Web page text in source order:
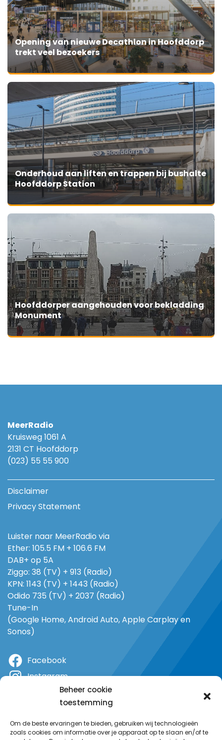
Beheer cookie
toestemming
Om de beste ervaringen te bieden, gebruiken wij technologieën
zoals cookies om informatie over je apparaat op te slaan en/of te
Opening van nieuwe Decathlon in Hoofddorp
trekt veel bezoekers
Onderhoud aan liften en trappen bij bushalte
Hoofddorp Station
Hoofddorper aangehouden voor bekladding
Monument
MeerRadio
Kruisweg 1061 A
2131 CT Hoofddorp
(023) 55 55 900
Disclaimer
Privacy Statement
Luister naar MeerRadio via
Ether: 105.5 FM + 106.6 FM
DAB+ op 5A
Ziggo: 38 (TV) + 913 (Radio)
KPN: 1143 (TV) + 1443 (Radio)
Odido 735 (TV) + 2037 (Radio)
Tune-In
(Google Home, Android Auto, Apple Carplay en
Sonos)
Facebook
Instagram
YouTube